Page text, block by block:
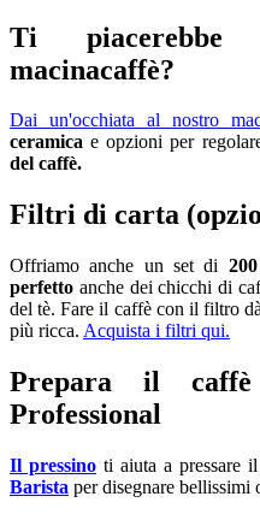
Ti
macinacaffè?
Dai un'occhiata al nostro
ceramica e opzioni per
del caffè.
Filtri di carta
Offriamo anche un set di
perfetto anche dei chicchi di
del tè. Fare il caffè con il filtro
più ricca. Acquista i filtri qui.
Prepara il
Professional
Il pressino ti aiuta a pressare
Barista per disegnare bellissimi